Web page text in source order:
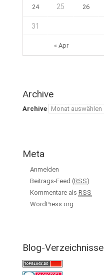
« Apr
24 25 26
31
Archive
Archive
Meta
Anmelden
Beitrags-Feed (RSS)
Kommentare als RSS
WordPress.org
Blog-Verzeichnisse